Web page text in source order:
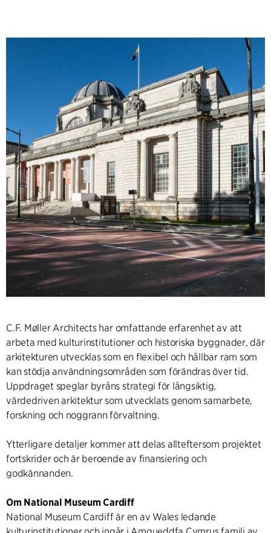
C.F. Møller Architects har omfattande erfarenhet av att
arbeta med kulturinstitutioner och historiska byggnader, där
arkitekturen utvecklas som en flexibel och hållbar ram som
kan stödja användningsområden som förändras över tid.
Uppdraget speglar byråns strategi för långsiktig,
värdedriven arkitektur som utvecklats genom samarbete,
forskning och noggrann förvaltning.
Ytterligare detaljer kommer att delas allteftersom projektet
fortskrider och är beroende av finansiering och
godkännanden.
Om National Museum Cardiff
National Museum Cardiff är en av Wales ledande